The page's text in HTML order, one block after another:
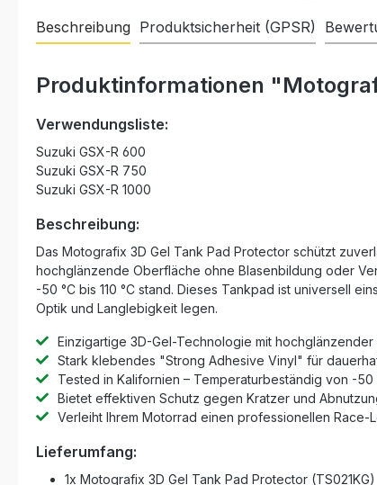
Beschreibung Produktsicherheit (GPSR)
Produktinformationen
Verwendungsliste:
Suzuki GSX-R 600
Suzuki GSX-R 750
Suzuki GSX-R 1000
Beschreibung:
Das Motografix 3D Gel Tank Pad Protector schützt
hochglänzende Oberfläche ohne Blasenbildung oder
-50 °C bis 110 °C stand. Dieses Tankpad ist universell
Optik und Langlebigkeit legen.
Einzigartige 3D-Gel-Technologie mit
Stark klebendes "Strong Adhesive Vinyl" für
Tested in Kalifornien – Temperaturbeständig von -50
Bietet effektiven Schutz gegen Kratzer und
Verleiht Ihrem Motorrad einen professionellen Race-
Lieferumfang:
1x Motografix 3D Gel Tank Pad Protector (TS021KG)